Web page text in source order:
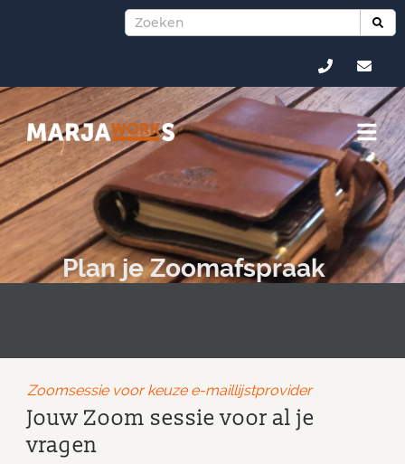
Plan je Zoomafspraak
Zoomsessie voor keuze e-maillijstprovider
Jouw Zoom sessie voor al je
vragen